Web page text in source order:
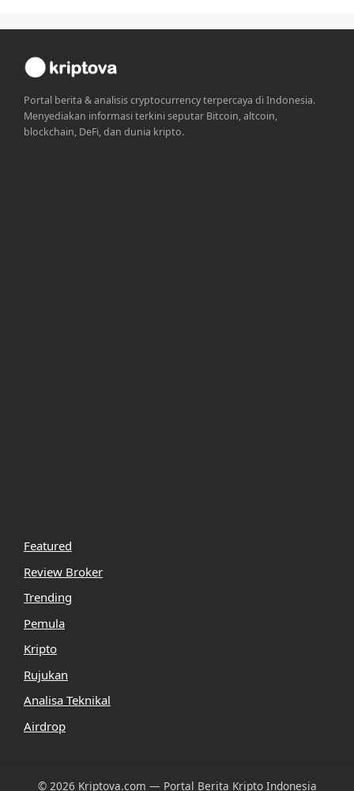
Portal berita & analisis cryptocurrency terpercaya di Indonesia.
Menyediakan informasi terkini seputar Bitcoin, altcoin,
blockchain, DeFi, dan dunia kripto.
Featured
Review Broker
Trending
Pemula
Kripto
Rujukan
Analisa Teknikal
Airdrop
© 2026 Kriptova.com — Portal Berita Kripto Indonesia